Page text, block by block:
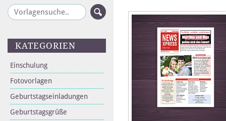
KATEGORIEN
Einschulung
Fotovorlagen
Geburtstagseinladungen
Geburtstagsgrüße